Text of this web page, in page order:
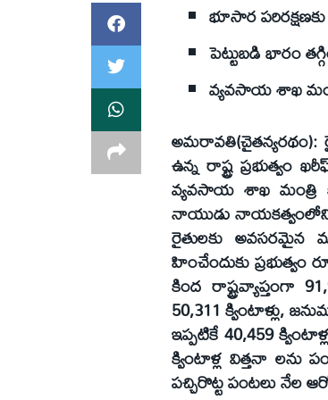
భూసార
పెట్టుబడి భారం
వ్యవసాయ శాఖ
అమరావతి(చైతన్యరథం):
ఉన్న రాష్ట్ర ప్రభుత్వం
వ్యవసాయ శాఖ మంత్రి
నాయుడు నాయకత్వంలోని
రైతులకు అవసరమైన
హించేందుకు
కింద రాష్ట్రవ్యాప్తంగా
50,311 క్వింటాళ్లు,
ఇప్పటికే 40,459
క్వింటాళ్ల విత్తనా లను
పచ్చిరొట్ట పంటలు నేల